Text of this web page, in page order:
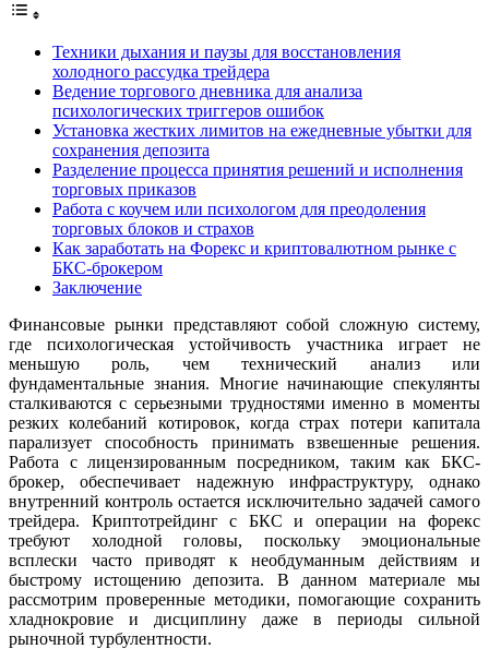
Техники дыхания и паузы для восстановления
холодного рассудка трейдера
Ведение торгового дневника для анализа
психологических триггеров ошибок
Установка жестких лимитов на ежедневные убытки для
сохранения депозита
Разделение процесса принятия решений и исполнения
торговых приказов
Работа с коучем или психологом для преодоления
торговых блоков и страхов
Как заработать на Форекс и криптовалютном рынке с
БКС-брокером
Заключение
Финансовые рынки представляют собой сложную систему,
где психологическая устойчивость участника играет не
меньшую роль, чем технический анализ или
фундаментальные знания. Многие начинающие спекулянты
сталкиваются с серьезными трудностями именно в моменты
резких колебаний котировок, когда страх потери капитала
парализует способность принимать взвешенные решения.
Работа с лицензированным посредником, таким как БКС-
брокер, обеспечивает надежную инфраструктуру, однако
внутренний контроль остается исключительно задачей самого
трейдера. Криптотрейдинг с БКС и операции на форекс
требуют холодной головы, поскольку эмоциональные
всплески часто приводят к необдуманным действиям и
быстрому истощению депозита. В данном материале мы
рассмотрим проверенные методики, помогающие сохранить
хладнокровие и дисциплину даже в периоды сильной
рыночной турбулентности.